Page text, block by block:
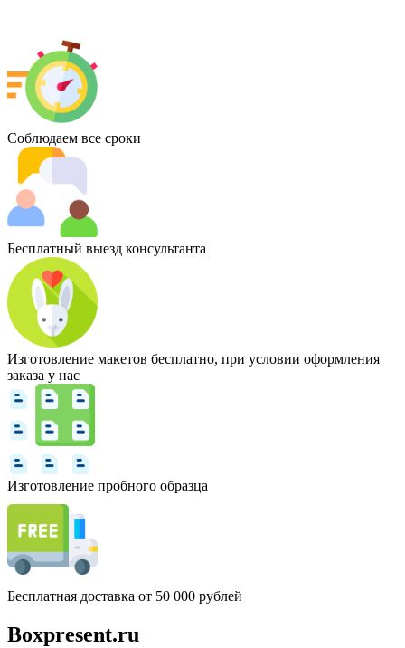
Соблюдаем все сроки
Бесплатный выезд консультанта
Изготовление макетов бесплатно, при условии оформления
заказа у нас
Изготовление пробного образца
Бесплатная доставка от 50 000 рублей
Boxpresent.ru